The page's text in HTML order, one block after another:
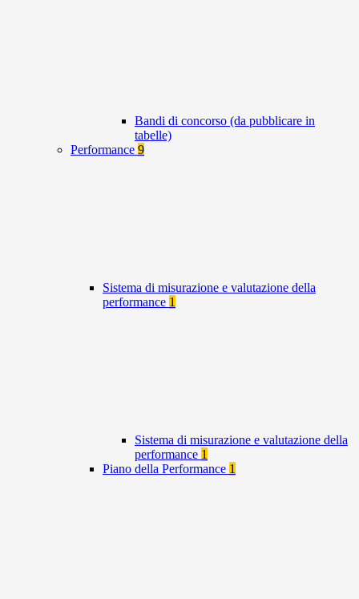
Bandi di concorso (da pubblicare in
tabelle)
Performance 9
Sistema di misurazione e valutazione della
performance 1
Sistema di misurazione e valutazione della
performance 1
Piano della Performance 1